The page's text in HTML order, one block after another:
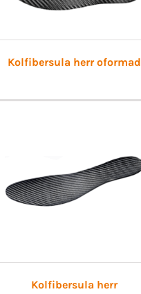
Kolfibersula herr oformad
Kolfibersula herr